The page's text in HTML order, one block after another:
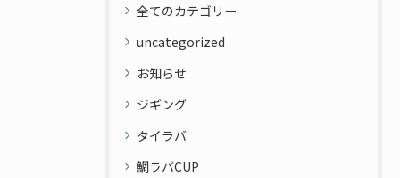
全てのカテゴリー
uncategorized
お知らせ
ジギング
タイラバ
鯛ラバCUP